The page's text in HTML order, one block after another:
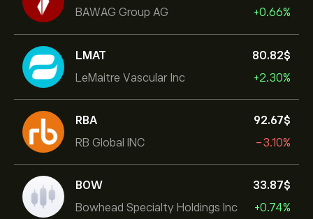
BAWAG Group AG
+0.66%
LMAT
LeMaitre Vascular Inc
80.82‎$‎
+2.30%
RBA
RB Global INC
92.67‎$‎
-3.10%
BOW
Bowhead Specialty Holdings Inc
33.87‎$‎
+0.74%